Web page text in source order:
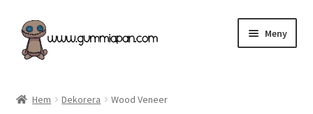
Hoppa
till
navigering
Hoppa
till
innehåll
Meny
Hem Dekorera Wood Veneer